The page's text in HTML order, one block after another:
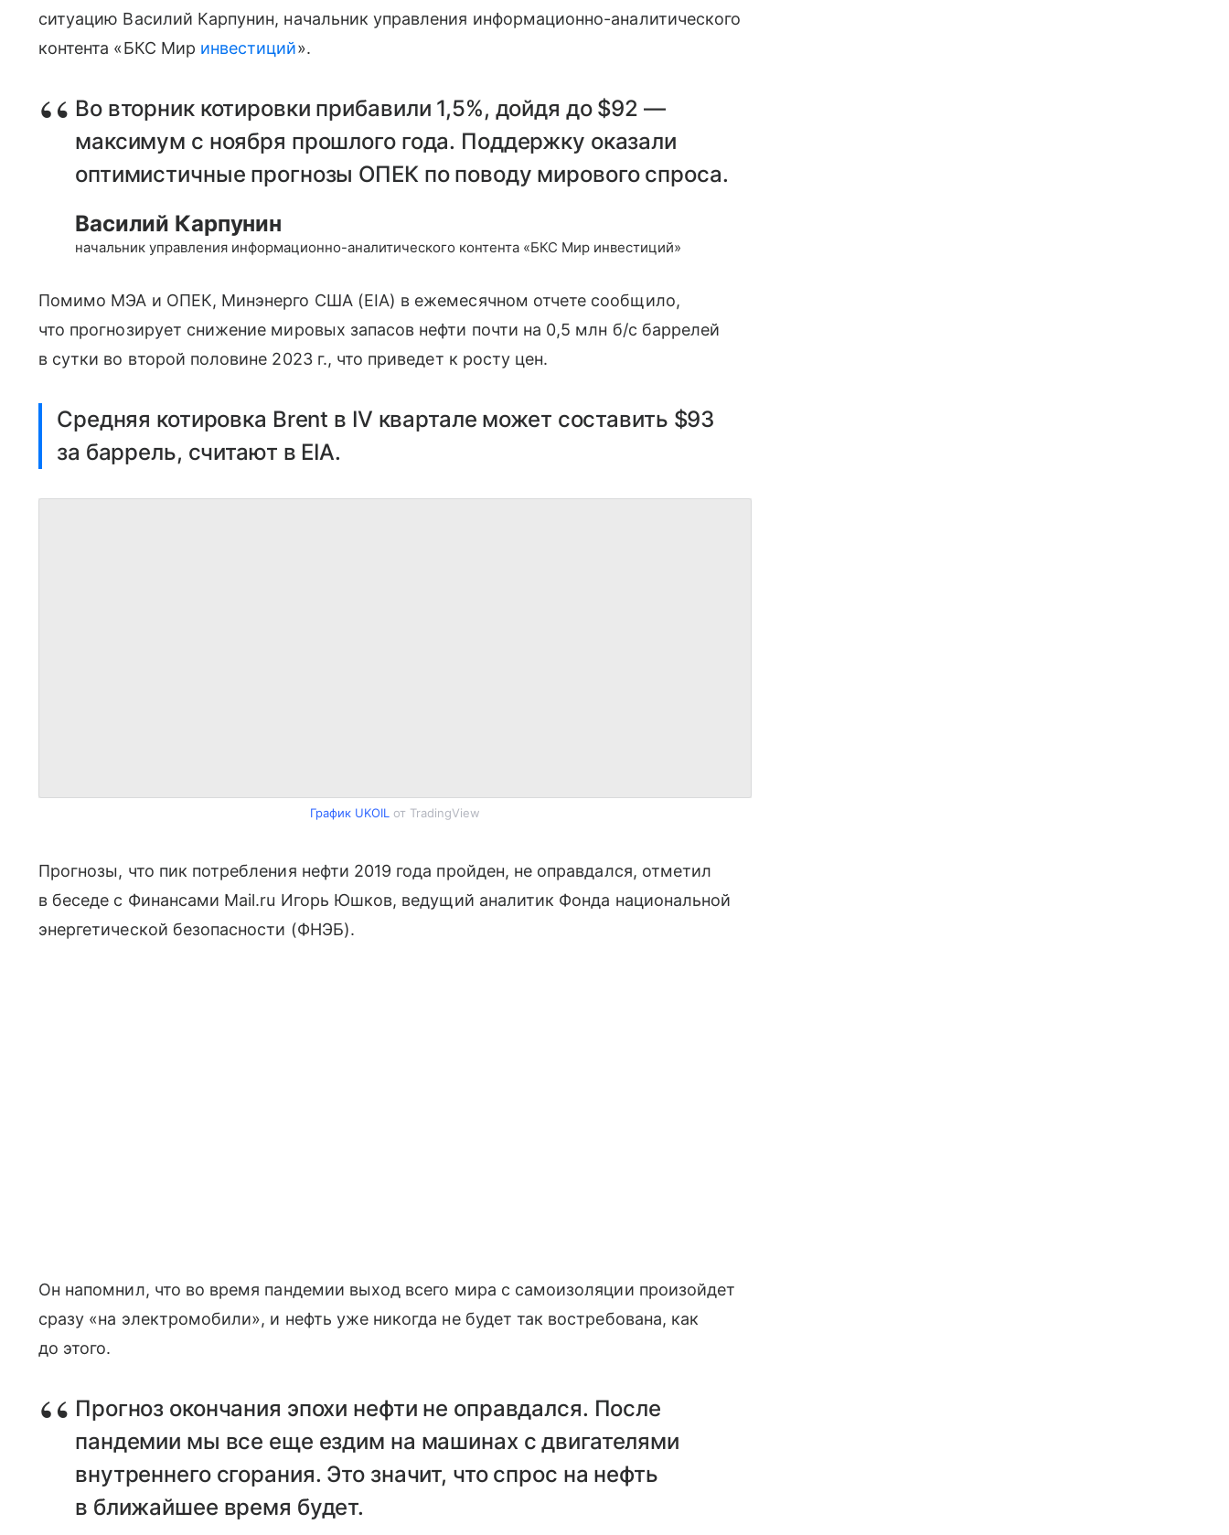
ситуацию Василий Карпунин, начальник управления информационно-аналитического
контента «БКС Мир инвестиций».
Во вторник котировки прибавили 1,5%, дойдя до $92 —
максимум с ноября прошлого года. Поддержку оказали
оптимистичные прогнозы ОПЕК по поводу мирового спроса.
Василий Карпунин
начальник управления информационно-аналитического контента «БКС Мир инвестиций»
Помимо МЭА и ОПЕК, Минэнерго США (EIA) в ежемесячном отчете сообщило,
что прогнозирует снижение мировых запасов нефти почти на 0,5 млн б/с баррелей
в сутки во второй половине 2023 г., что приведет к росту цен.
Средняя котировка Brent в IV квартале может составить $93
за баррель, считают в EIA.
График UKOIL от TradingView
Прогнозы, что пик потребления нефти 2019 года пройден, не оправдался, отметил
в беседе с Финансами Mail.ru Игорь Юшков, ведущий аналитик Фонда национальной
энергетической безопасности (ФНЭБ).
Он напомнил, что во время пандемии выход всего мира с самоизоляции произойдет
сразу «на электромобили», и нефть уже никогда не будет так востребована, как
до этого.
Прогноз окончания эпохи нефти не оправдался. После
пандемии мы все еще ездим на машинах с двигателями
внутреннего сгорания. Это значит, что спрос на нефть
в ближайшее время будет.